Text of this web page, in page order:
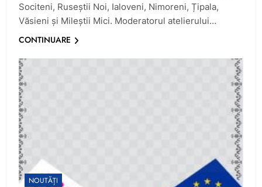
Sociteni, Ruseştii Noi, Ialoveni, Nimoreni, Țipala,
Văsieni și Mileștii Mici. Moderatorul atelierului…
CONTINUARE
NOUTĂȚI